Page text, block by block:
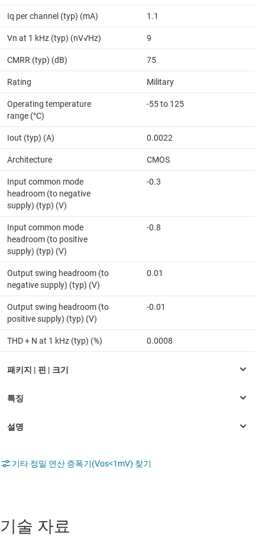
Iq per channel (typ) (mA) 1.1
Vn at 1 kHz (typ) (nV√Hz) 9
CMRR (typ) (dB) 75
Rating Military
Operating temperature
range (°C)
-55 to 125
Iout (typ) (A) 0.0022
Architecture CMOS
Input common mode
headroom (to negative
supply) (typ) (V)
-0.3
Input common mode
headroom (to positive
supply) (typ) (V)
-0.8
Output swing headroom (to
negative supply) (typ) (V)
0.01
Output swing headroom (to
positive supply) (typ) (V)
-0.01
THD + N at 1 kHz (typ) (%) 0.0008
기타 정밀 연산 증폭기(Vos<1mV) 찾기
기술 자료